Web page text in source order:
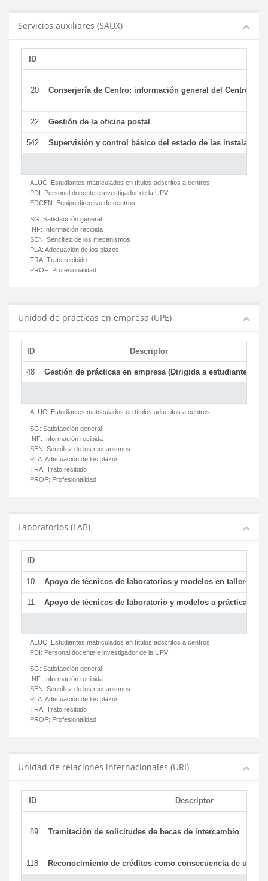
Servicios auxiliares (SAUX)
ID
20 Conserjería de Centro: información general del Centro y
22 Gestión de la oficina postal
542 Supervisión y control básico del estado de las
ALUC: Estudiantes matriculados en títulos adscritos a centros
PDI: Personal docente e investigador de la UPV
EDCEN: Equipo directivo de centros
SG: Satisfacción general
INF: Información recibida
SEN: Sencillez de los mecanismos
PLA: Adecuación de los plazos
TRA: Trato recibido
PROF: Profesionalidad
Unidad de prácticas en empresa (UPE)
ID Descriptor
48 Gestión de prácticas en empresa (Dirigida a estudiantes)
ALUC: Estudiantes matriculados en títulos adscritos a centros
SG: Satisfacción general
INF: Información recibida
SEN: Sencillez de los mecanismos
PLA: Adecuación de los plazos
TRA: Trato recibido
PROF: Profesionalidad
Laboratorios (LAB)
ID
10 Apoyo de técnicos de laboratorios y modelos en talleres/
11 Apoyo de técnicos de laboratorio y modelos a prácticas y
ALUC: Estudiantes matriculados en títulos adscritos a centros
PDI: Personal docente e investigador de la UPV
SG: Satisfacción general
INF: Información recibida
SEN: Sencillez de los mecanismos
PLA: Adecuación de los plazos
TRA: Trato recibido
PROF: Profesionalidad
Unidad de relaciones internacionales (URI)
ID Descriptor
89 Tramitación de solicitudes de becas de intercambio
118 Reconocimiento de créditos como consecuencia de un